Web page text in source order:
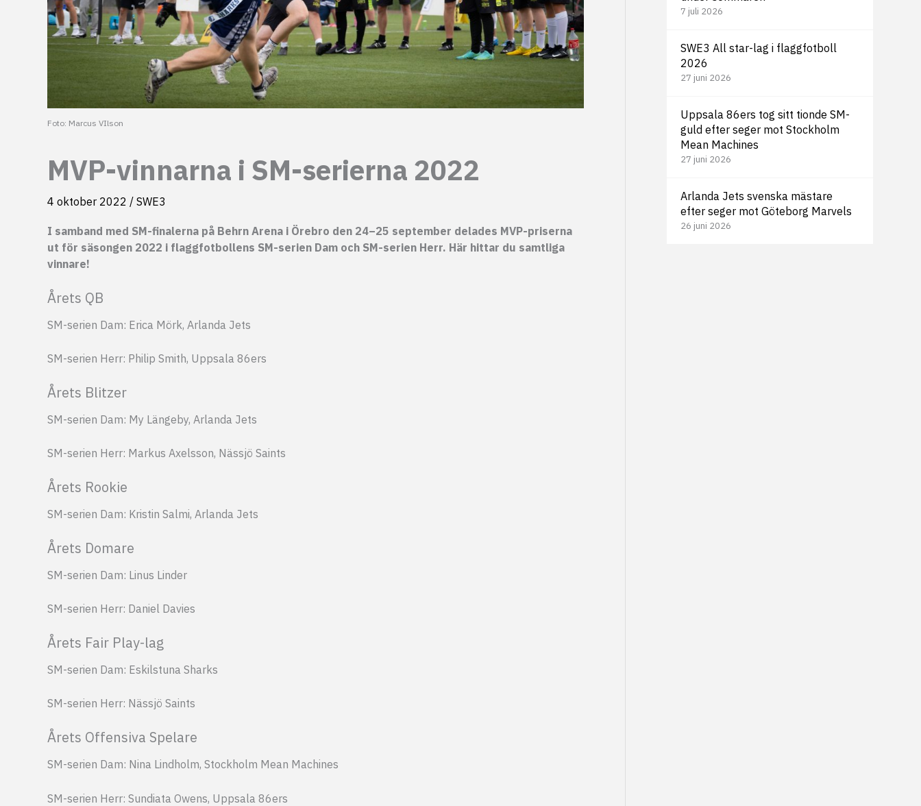
Foto: Marcus VIlson
MVP-vinnarna i SM-serierna 2022
4 oktober 2022 / SWE3
I samband med SM-finalerna på Behrn Arena i Örebro den 24–25 september delades MVP-priserna
ut för säsongen 2022 i flaggfotbollens SM-serien Dam och SM-serien Herr. Här hittar du samtliga
vinnare!
Årets QB
SM-serien Dam: Erica Mörk, Arlanda Jets
SM-serien Herr: Philip Smith, Uppsala 86ers
Årets Blitzer
SM-serien Dam: My Längeby, Arlanda Jets
SM-serien Herr: Markus Axelsson, Nässjö Saints
Årets Rookie
SM-serien Dam: Kristin Salmi, Arlanda Jets
Årets Domare
SM-serien Dam: Linus Linder
SM-serien Herr: Daniel Davies
Årets Fair Play-lag
SM-serien Dam: Eskilstuna Sharks
SM-serien Herr: Nässjö Saints
Årets Offensiva Spelare
SM-serien Dam: Nina Lindholm, Stockholm Mean Machines
SM-serien Herr: Sundiata Owens, Uppsala 86ers
7 juli 2026
SWE3 All star-lag i flaggfotboll
2026
27 juni 2026
Uppsala 86ers tog sitt tionde SM-
guld efter seger mot Stockholm
Mean Machines
27 juni 2026
Arlanda Jets svenska mästare
efter seger mot Göteborg Marvels
26 juni 2026